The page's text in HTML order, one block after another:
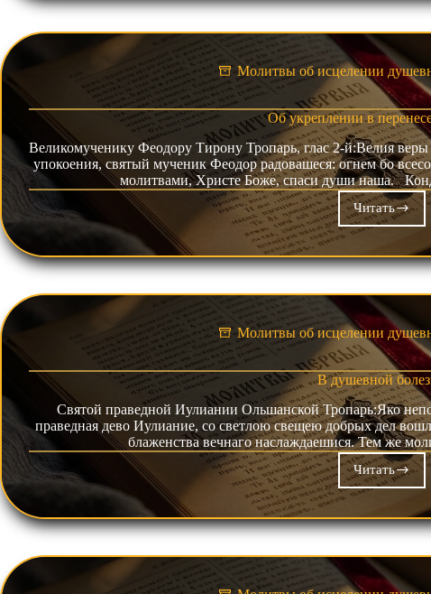
Молитвы об исцелении
Об укреплении в
Великомученику Феодору Тирону Тропарь, глас 2-й:Велия
упокоения, святый мученик Феодор радовашеся: огнем бо
молитвами, Христе Боже, спаси души наша.
Читать
Об
Молитвы об исцелении
В душевной
Святой праведной Иулиании Ольшанской Тропарь:Яко
праведная дево Иулиание, со светлою свещею добрых дел
блаженства вечнаго наслаждаешися. Тем же
Читать
В
душевной
болезни